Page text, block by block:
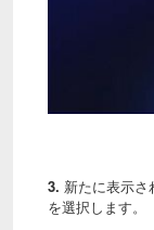
3. 新たに表示
を選択します。